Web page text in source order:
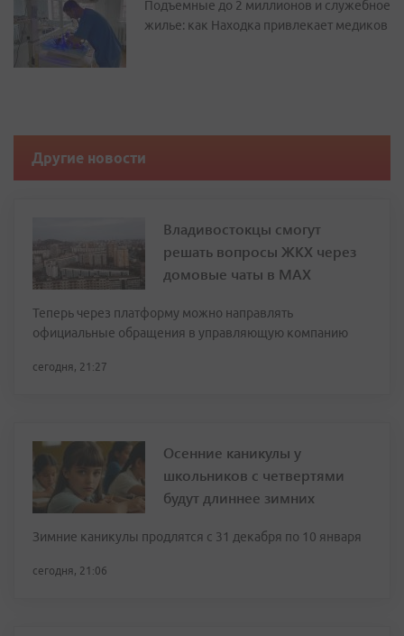
Подъемные до 2 миллионов и служебное
жилье: как Находка привлекает медиков
Другие новости
Владивостокцы смогут
решать вопросы ЖКХ через
домовые чаты в МАХ
Теперь через платформу можно направлять
официальные обращения в управляющую компанию
сегодня, 21:27
Осенние каникулы у
школьников с четвертями
будут длиннее зимних
Зимние каникулы продлятся с 31 декабря по 10 января
сегодня, 21:06